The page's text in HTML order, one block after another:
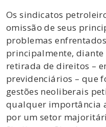
Os sindicatos
omissão de seus
problemas
principalmente,
retirada de direitos –
previdenciários – que
gestões neoliberais
qualquer importância
por um setor